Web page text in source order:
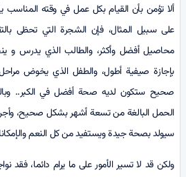
ألا تؤمن بأن القيام بكل عمل في وقته المناسب
على سبيل المثال، فإن الشجرة التي تحظى
محاصيل أفضل وأكثر، والطالب الذي يدرس و
بإجازة صيفية أطول، والطفل الذي يخوض
صحيح ستكون لديه صحة أفضل في الكبر..
الحمل البالغة من تسعة أشهر بشكل صحيح،
سيولد بصحة جيدة ويستفيد من كل النعم
ولكن قد لا تسير الأمور على ما يرام دائما،